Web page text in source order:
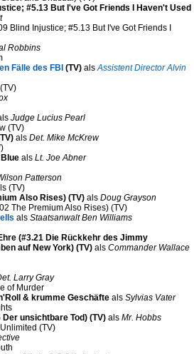
#5.13 But I've Got Friends I Haven't Used
Blind Injustice; #5.13 But I've Got Friends I
Robbins
Fälle des FBI (TV) alsAssistent Director Alvin
Judge Lucius Pearl
(TV)
als Det. Mike McKrew
als Lt. Joe Abner
Patterson
(TV)
Also Rises) (TV) als Doug Grayson
The Premium Also Rises) (TV)
als Staatsanwalt Ben Williams
(#3.21 Die Rückkehr des Jimmy
auf New York) (TV) als Commander Wallace
Larry Gray
of Murder
& krumme Geschäfte als Sylvias Vater
unsichtbare Tod) (TV) als Mr. Hobbs
(TV)